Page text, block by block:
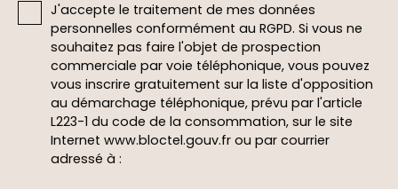
J'accepte le traitement de mes données
personnelles conformément au RGPD. Si vous ne
souhaitez pas faire l'objet de prospection
commerciale par voie téléphonique, vous pouvez
vous inscrire gratuitement sur la liste d'opposition
au démarchage téléphonique, prévu par l'article
L223-1 du code de la consommation, sur le site
Internet www.bloctel.gouv.fr ou par courrier
adressé à :